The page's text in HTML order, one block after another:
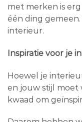
met merken is
één ding
interieur.
Inspiratie voor je
Hoewel je
en jouw stijl moet
kwaad om